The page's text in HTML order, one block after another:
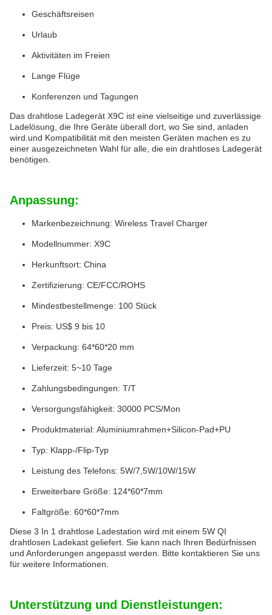
Geschäftsreisen
Urlaub
Aktivitäten im Freien
Lange Flüge
Konferenzen und Tagungen
Das drahtlose Ladegerät X9C ist eine vielseitige und zuverlässige
Ladelösung, die Ihre Geräte überall dort, wo Sie sind, anladen
wird.und Kompatibilität mit den meisten Geräten machen es zu
einer ausgezeichneten Wahl für alle, die ein drahtloses Ladegerät
benötigen.
Anpassung:
Markenbezeichnung: Wireless Travel Charger
Modellnummer: X9C
Herkunftsort: China
Zertifizierung: CE/FCC/ROHS
Mindestbestellmenge: 100 Stück
Preis: US$ 9 bis 10
Verpackung: 64*60*20 mm
Lieferzeit: 5~10 Tage
Zahlungsbedingungen: T/T
Versorgungsfähigkeit: 30000 PCS/Mon
Produktmaterial: Aluminiumrahmen+Silicon-Pad+PU
Typ: Klapp-/Flip-Typ
Leistung des Telefons: 5W/7,5W/10W/15W
Erweiterbare Größe: 124*60*7mm
Faltgröße: 60*60*7mm
Diese 3 In 1 drahtlose Ladestation wird mit einem 5W QI
drahtlosen Ladekast geliefert. Sie kann nach Ihren Bedürfnissen
und Anforderungen angepasst werden. Bitte kontaktieren Sie uns
für weitere Informationen.
Unterstützung und Dienstleistungen: